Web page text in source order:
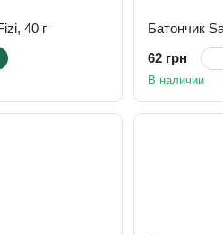
40 г
Батончик
62 грн
В наличии